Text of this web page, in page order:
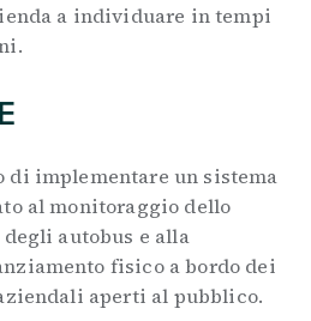
a individuare in tempi
di implementare un sistema
al monitoraggio dello
autobus e alla
fisico a bordo dei
aperti al pubblico.